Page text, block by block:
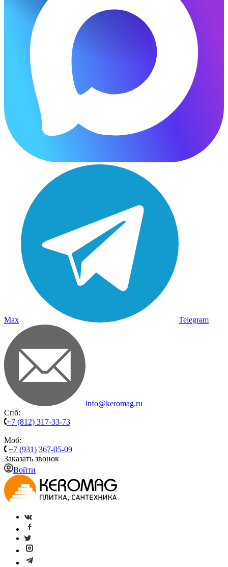
Max Telegram
info@keromag.ru
Спб:
+7 (812) 317-33-73
Моб:
+7 (931) 367-05-09
Заказать звонок
Войти